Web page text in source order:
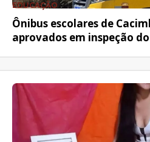
EDUCAÇÃO
Ônibus escolares de
aprovados em inspeção